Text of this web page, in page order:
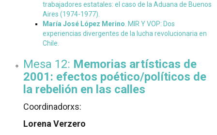
trabajadores estatales: el caso de la Aduana de Buenos
Aires (1974-1977).
María José López Merino. MIR Y VOP: Dos
experiencias divergentes de la lucha revolucionaria en
Chile.
Mesa 12: Memorias artísticas de
2001: efectos poético/políticos de
la rebelión en las calles
Coordinadorxs:
Lorena Verzero